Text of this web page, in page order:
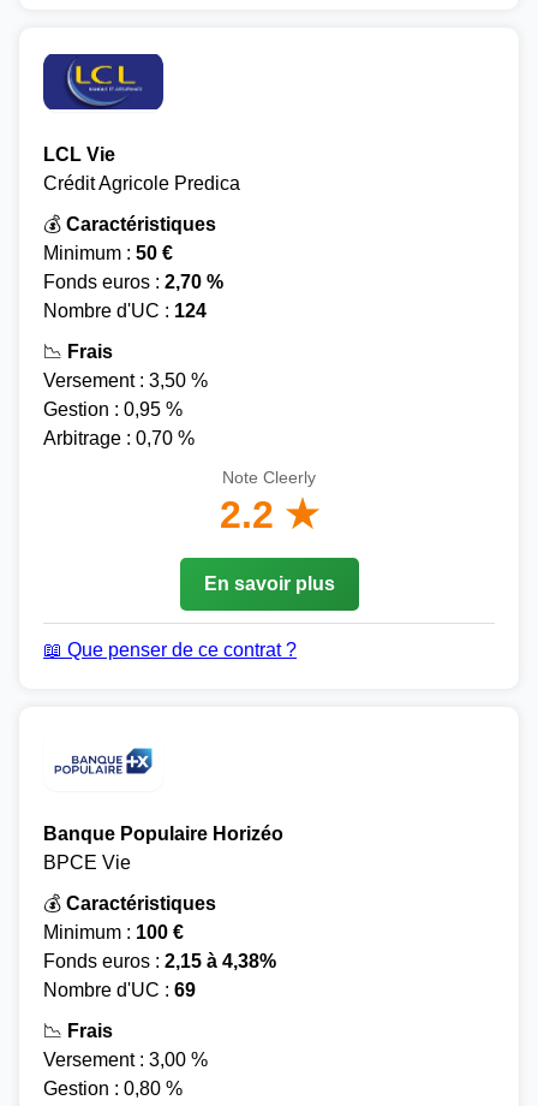
LCL Vie
Crédit Agricole Predica
💰 Caractéristiques
Minimum : 50 €
Fonds euros : 2,70 %
Nombre d'UC : 124
📉 Frais
Versement : 3,50 %
Gestion : 0,95 %
Arbitrage : 0,70 %
Note Cleerly
2.2 ★
En savoir plus
📖 Que penser de ce contrat ?
Banque Populaire Horizéo
BPCE Vie
💰 Caractéristiques
Minimum : 100 €
Fonds euros : 2,15 à 4,38%
Nombre d'UC : 69
📉 Frais
Versement : 3,00 %
Gestion : 0,80 %